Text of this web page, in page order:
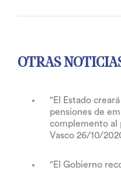
OTRAS
"El Estado
pensiones de
complemento al
Vasco 26/10/
"El Gobierno